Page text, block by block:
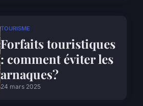
TOURISME
Forfaits touristiques
: comment éviter les
arnaques?
24 mars 2025